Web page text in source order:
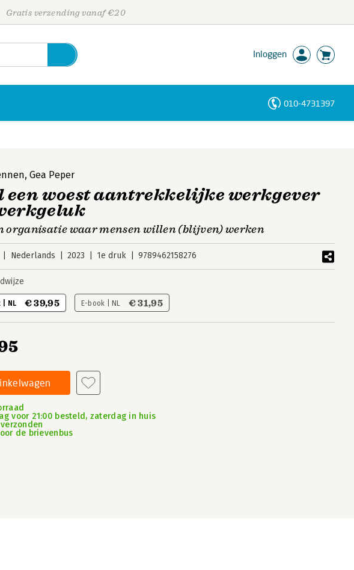
Gratis verzending vanaf €20
Inloggen
010-4731397
, Gea Peper
een woest aantrekkelijke werkgever
organisatie waar mensen willen (blijven) werken
Nederlands 2023 1e druk 9789462158276
| NL € 39,95 E-book | NL € 31,95
voor 21:00 besteld, zaterdag in huis
de brievenbus
Personen